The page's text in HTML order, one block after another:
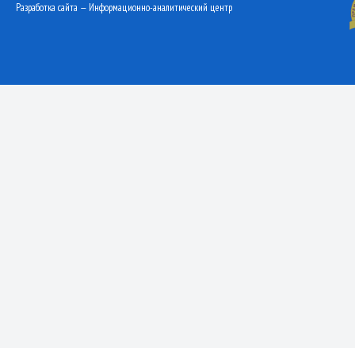
Разработка сайта — Информационно-аналитический центр